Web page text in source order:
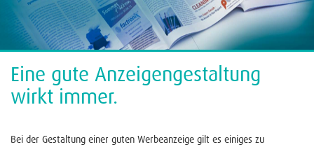
Eine gute Anzeigengestaltung
wirkt immer.
Bei der Gestaltung einer guten Werbeanzeige gilt es einiges zu